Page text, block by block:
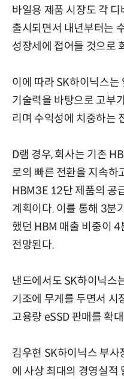
바일용 제품 시장도 각
출시되면서 내년부터는
성장세에 접어들 것으로
이에 따라 SK하이닉스는
기술력을 바탕으로 고부
리며 수익성에 치중하는
D램 경우, 회사는 기존
로의 빠른 전환을 지속하
HBM3E 12단 제품의 공
계획이다. 이를 통해 3분
했던 HBM 매출 비중이
전망된다.
낸드에서도 SK하이닉스
기조에 무게를 두면서 시
고용량 eSSD 판매를 확
김우현 SK하이닉스 부사
에 사상 최대의 경영실적